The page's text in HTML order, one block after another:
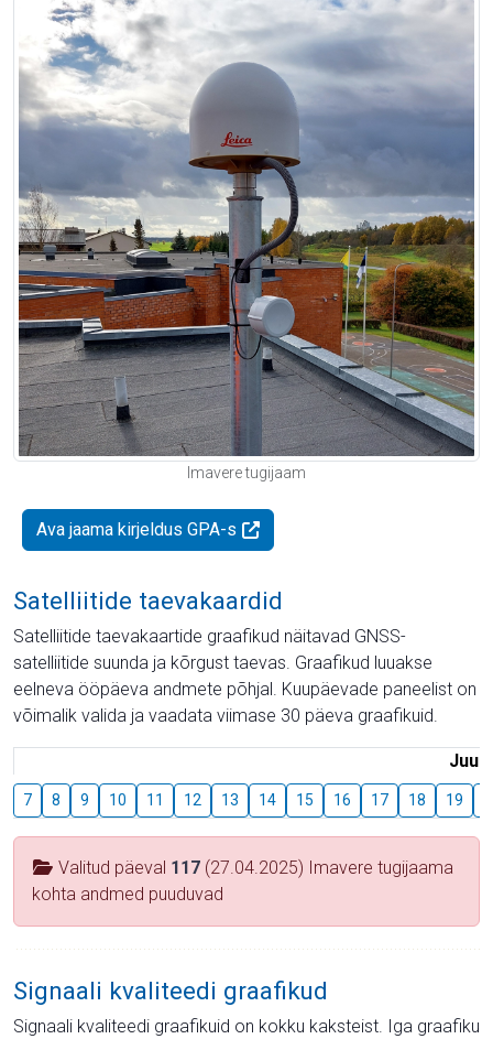
Imavere tugijaam
Ava jaama kirjeldus GPA-s
Satelliitide taevakaardid
Satelliitide taevakaartide graafikud näitavad GNSS-
satelliitide suunda ja kõrgust taevas. Graafikud luuakse
eelneva ööpäeva andmete põhjal. Kuupäevade paneelist on
võimalik valida ja vaadata viimase 30 päeva graafikuid.
Juuli
7 8 9 10 11 12 13 14 15 16 17 18 19
Valitud päeval 117 (27.04.2025) Imavere tugijaama
kohta andmed puuduvad
Signaali kvaliteedi graafikud
Signaali kvaliteedi graafikuid on kokku kaksteist. Iga graafiku